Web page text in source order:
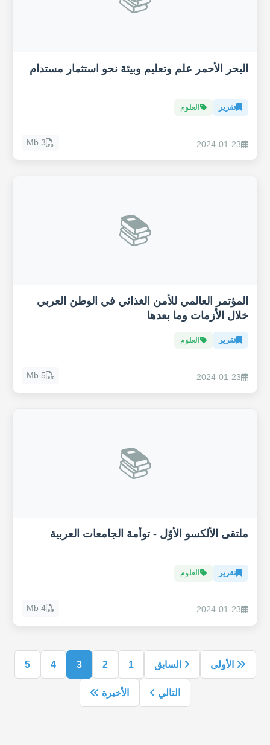
البحر الأحمر علم وتعليم وبيئة نحو استثمار مستدام
تقرير العلوم
2024-01-23
3 Mb
📚
المؤتمر العالمي للأمن الغذائي في الوطن العربي
خلال الأزمات وما بعدها
تقرير العلوم
2024-01-23
5 Mb
📚
ملتقى الألكسو الأوّل - توأمة الجامعات العربية
تقرير العلوم
2024-01-23
4 Mb
الأولى السابق 1
2
3
4
5
التالي الأخيرة